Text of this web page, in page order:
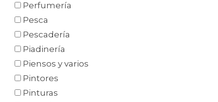
Perfumería
Pesca
Pescadería
Piadinería
Piensos y varios
Pintores
Pinturas